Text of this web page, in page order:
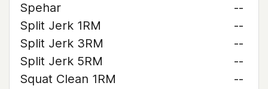
Spehar
--
Split Jerk 1RM
--
Split Jerk 3RM
--
Split Jerk 5RM
--
Squat Clean 1RM
--